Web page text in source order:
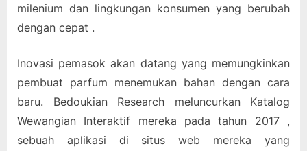
milenium dan lingkungan konsumen yang berubah
dengan cepat .
Inovasi pemasok akan datang yang memungkinkan
pembuat parfum menemukan bahan dengan cara
baru. Bedoukian Research meluncurkan Katalog
Wewangian Interaktif mereka pada tahun 2017 ,
sebuah aplikasi di situs web mereka yang